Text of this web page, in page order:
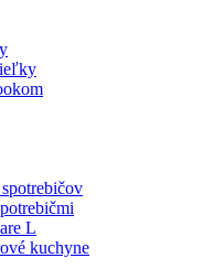
L
kuchyne